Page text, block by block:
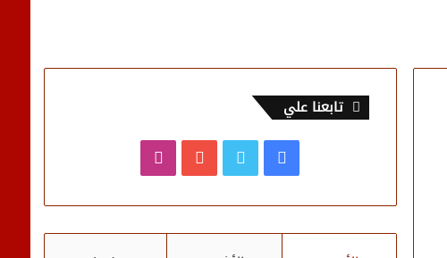
تابعنا علي
فيسبوك يوتيوب